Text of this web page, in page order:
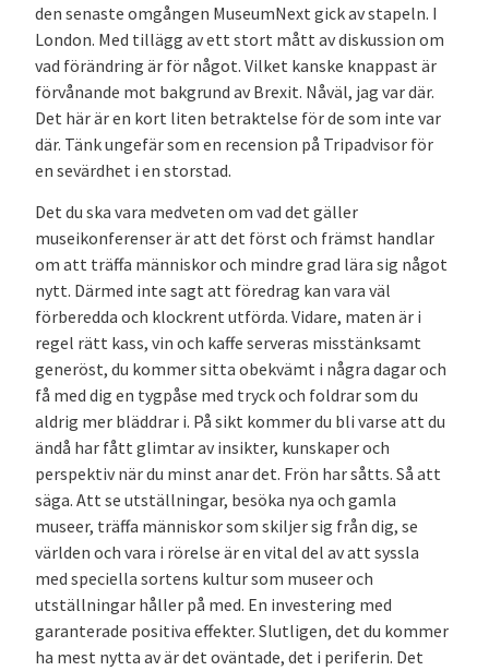
den senaste omgången MuseumNext gick av stapeln. I
London. Med tillägg av ett stort mått av diskussion om
vad förändring är för något. Vilket kanske knappast är
förvånande mot bakgrund av Brexit. Nåväl, jag var där.
Det här är en kort liten betraktelse för de som inte var
där. Tänk ungefär som en recension på Tripadvisor för
en sevärdhet i en storstad.
Det du ska vara medveten om vad det gäller
museikonferenser är att det först och främst handlar
om att träffa människor och mindre grad lära sig något
nytt. Därmed inte sagt att föredrag kan vara väl
förberedda och klockrent utförda. Vidare, maten är i
regel rätt kass, vin och kaffe serveras misstänksamt
generöst, du kommer sitta obekvämt i några dagar och
få med dig en tygpåse med tryck och foldrar som du
aldrig mer bläddrar i. På sikt kommer du bli varse att du
ändå har fått glimtar av insikter, kunskaper och
perspektiv när du minst anar det. Frön har såtts. Så att
säga. Att se utställningar, besöka nya och gamla
museer, träffa människor som skiljer sig från dig, se
världen och vara i rörelse är en vital del av att syssla
med speciella sortens kultur som museer och
utställningar håller på med. En investering med
garanterade positiva effekter. Slutligen, det du kommer
ha mest nytta av är det oväntade, det i periferin. Det